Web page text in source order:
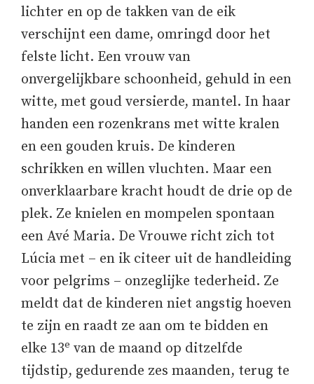
lichter en op de takken van de eik
verschijnt een dame, omringd door het
felste licht. Een vrouw van
onvergelijkbare schoonheid, gehuld in een
witte, met goud versierde, mantel. In haar
handen een rozenkrans met witte kralen
en een gouden kruis. De kinderen
schrikken en willen vluchten. Maar een
onverklaarbare kracht houdt de drie op de
plek. Ze knielen en mompelen spontaan
een Avé Maria. De Vrouwe richt zich tot
Lúcia met – en ik citeer uit de handleiding
voor pelgrims – onzeglijke tederheid. Ze
meldt dat de kinderen niet angstig hoeven
te zijn en raadt ze aan om te bidden en
elke 13e van de maand op ditzelfde
tijdstip, gedurende zes maanden, terug te